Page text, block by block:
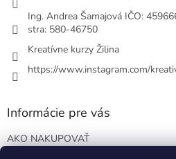
Ing. Andrea Šamajová IČO:
stra: 580-46750
Kreatívne kurzy Žilina
https://www.instagram.com/
Informácie pre vás
AKO NAKUPOVAŤ